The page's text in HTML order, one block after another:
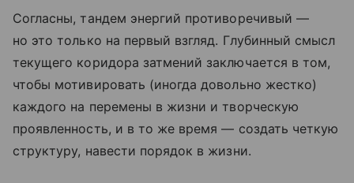
Согласны, тандем энергий противоречивый —
но это только на первый взгляд. Глубинный смысл
текущего коридора затмений заключается в том,
чтобы мотивировать (иногда довольно жестко)
каждого на перемены в жизни и творческую
проявленность, и в то же время — создать четкую
структуру, навести порядок в жизни.